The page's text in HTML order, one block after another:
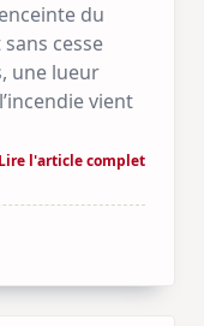
du
cesse
une lueur
vient
Lire l'article complet